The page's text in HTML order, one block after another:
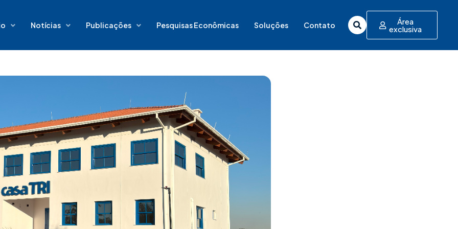
Notícias Publicações Pesquisas Econômicas Soluções Contato Área
exclusiva